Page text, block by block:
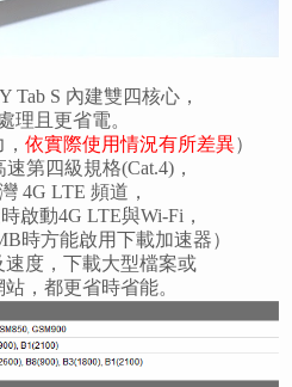
Tab S 內建雙四核心，
理且更省電。
依實際使用情況有所差異）
第四級規格(Cat.4)，
4G LTE 頻道，
啟動4G LTE與Wi-Fi，
時方能啟用下載加速器）
度，下載大型檔案或
，都更省時省能。